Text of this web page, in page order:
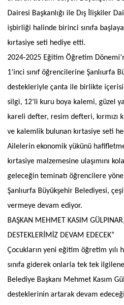
Dairesi Başkanlığı ile Dış İlişkiler
işbirliği halinde birinci sınıfa
kırtasiye seti hediye etti.
2024-2025 Eğitim Öğretim
1’inci sınıf öğrencilerine Şanlıurfa
destekleriyle çanta ile birlikte
silgi, 12’li kuru boya kalemi, güzel
kareli defter, resim defteri, kırmızı
ve kalemlik bulunan kırtasiye seti
Ailelerin ekonomik yükünü
kırtasiye malzemesine ulaşımını
geleceğin teminatı öğrencilere
Şanlıurfa Büyükşehir Belediyesi,
vermeye devam ediyor.
BAŞKAN MEHMET KASIM
DESTEKLERİMİZ DEVAM EDECEK”
Çocukların yeni eğitim öğretim yılı
sınıfa giderek onlarla tek tek
Belediye Başkanı Mehmet Kasım
desteklerinin artarak devam